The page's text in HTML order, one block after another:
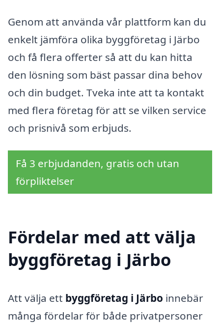
Genom att använda vår plattform kan du
enkelt jämföra olika byggföretag i Järbo
och få flera offerter så att du kan hitta
den lösning som bäst passar dina behov
och din budget. Tveka inte att ta kontakt
med flera företag för att se vilken service
och prisnivå som erbjuds.
Få 3 erbjudanden, gratis och utan
förpliktelser
Fördelar med att välja
byggföretag i Järbo
Att välja ett byggföretag i Järbo innebär
många fördelar för både privatpersoner